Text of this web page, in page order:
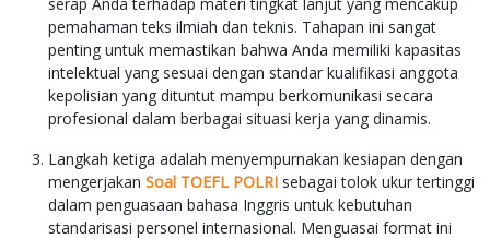
serap Anda terhadap materi tingkat lanjut yang mencakup
pemahaman teks ilmiah dan teknis. Tahapan ini sangat
penting untuk memastikan bahwa Anda memiliki kapasitas
intelektual yang sesuai dengan standar kualifikasi anggota
kepolisian yang dituntut mampu berkomunikasi secara
profesional dalam berbagai situasi kerja yang dinamis.
Langkah ketiga adalah menyempurnakan kesiapan dengan
mengerjakan Soal TOEFL POLRI sebagai tolok ukur tertinggi
dalam penguasaan bahasa Inggris untuk kebutuhan
standarisasi personel internasional. Menguasai format ini